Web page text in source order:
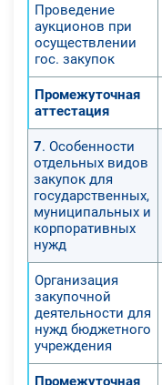
Проведение
аукционов при
осуществлении
гос. закупок
Промежуточная
аттестация
7. Особенности
отдельных видов
закупок для
государственных,
муниципальных и
корпоративных
нужд
Организация
закупочной
деятельности для
нужд бюджетного
учреждения
Промежуточная